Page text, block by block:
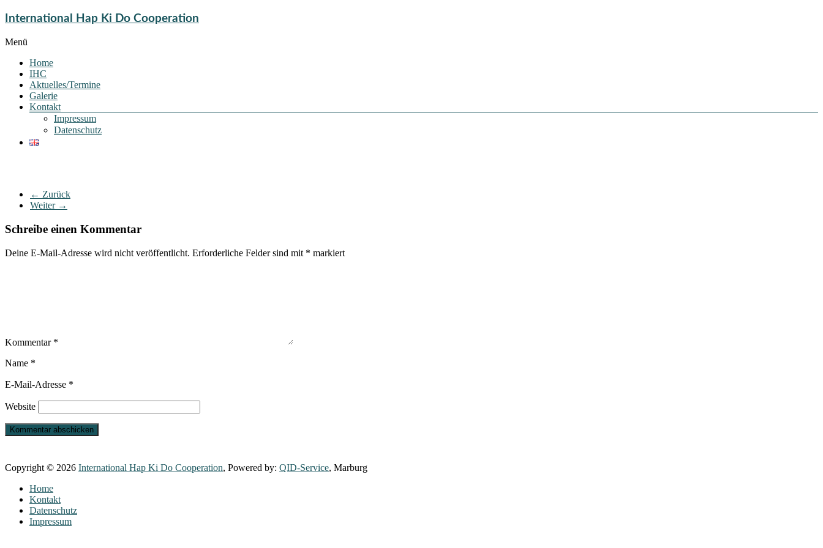
International Hap Ki Do Cooperation
Menü
Home
IHC
Aktuelles/Termine
Galerie
Kontakt
Impressum
Datenschutz
← Zurück
Weiter →
Schreibe einen Kommentar
Deine E-Mail-Adresse wird nicht veröffentlicht. Erforderliche Felder sind mit * markiert
Kommentar *
Name *
E-Mail-Adresse *
Website
Copyright © 2026 International Hap Ki Do Cooperation, Powered by: QID-Service, Marburg
Home
Kontakt
Datenschutz
Impressum